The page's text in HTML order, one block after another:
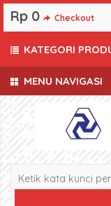
MENU NAVIGASI
Rp 0 Checkout
KATEGORI